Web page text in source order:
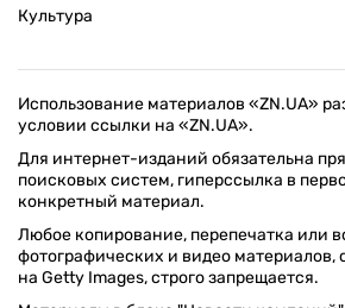
Культура
Использование материалов «ZN.UA»
условии ссылки на «ZN.UA».
Для интернет-изданий обязательна
поисковых систем, гиперссылка в
конкретный материал.
Любое копирование, перепечатка или
фотографических и видео
на Getty Images, строго запрещается.